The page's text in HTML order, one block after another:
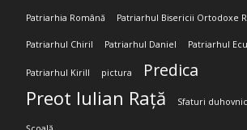
Patriarhia Română Patriarhul Bisericii Ortodoxe
Patriarhul Chiril Patriarhul Daniel Patriarhul
Patriarhul Kirill pictura Predica
Preot Iulian Rață Sfaturi